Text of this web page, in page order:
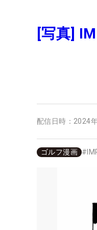
[写真]
配信日時： 2024
ゴルフ漫画 #